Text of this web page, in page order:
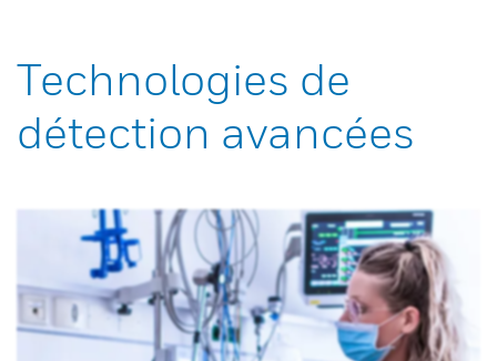
Technologies de
détection avancées